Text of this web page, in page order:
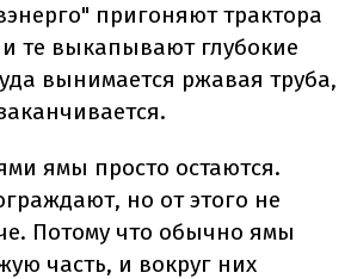
пригоняют трактора
те выкапывают глубокие
вынимается ржавая труба,
ямы просто остаются.
но от этого не
Потому что обычно ямы
часть, и вокруг них